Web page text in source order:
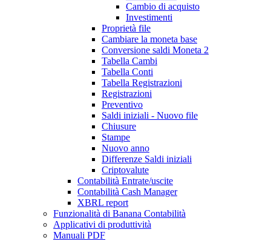
Cambio di acquisto
Investimenti
Proprietà file
Cambiare la moneta base
Conversione saldi Moneta 2
Tabella Cambi
Tabella Conti
Tabella Registrazioni
Registrazioni
Preventivo
Saldi iniziali - Nuovo file
Chiusure
Stampe
Nuovo anno
Differenze Saldi iniziali
Criptovalute
Contabilità Entrate/uscite
Contabilità Cash Manager
XBRL report
Funzionalità di Banana Contabilità
Applicativi di produttività
Manuali PDF